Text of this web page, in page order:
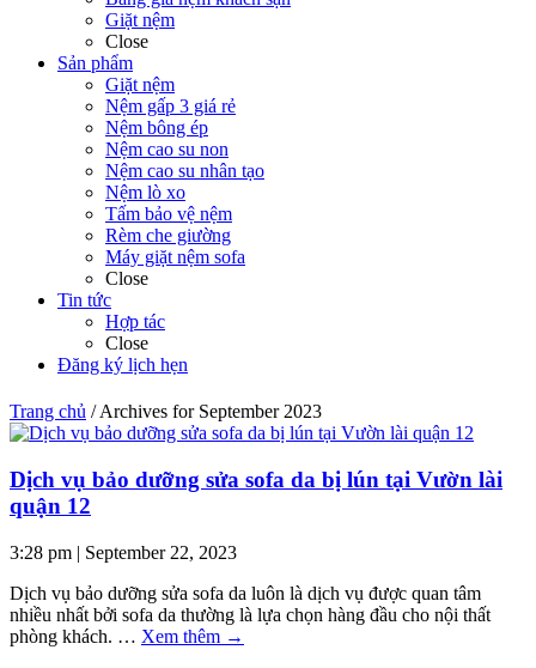
Giặt nệm
Close
Sản phẩm
Giặt nệm
Nệm gấp 3 giá rẻ
Nệm bông ép
Nệm cao su non
Nệm cao su nhân tạo
Nệm lò xo
Tấm bảo vệ nệm
Rèm che giường
Máy giặt nệm sofa
Close
Tin tức
Hợp tác
Close
Đăng ký lịch hẹn
Trang chủ /Archives for September 2023
Dịch vụ bảo dưỡng sửa sofa da bị lún tại Vườn lài
quận 12
3:28 pm | September 22, 2023
Dịch vụ bảo dưỡng sửa sofa da luôn là dịch vụ được quan tâm
nhiều nhất bởi sofa da thường là lựa chọn hàng đầu cho nội thất
phòng khách. … Xem thêm →